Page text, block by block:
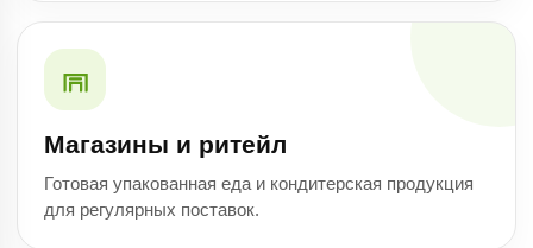
Магазины и ритейл
Готовая упакованная еда и кондитерская продукция
для регулярных поставок.